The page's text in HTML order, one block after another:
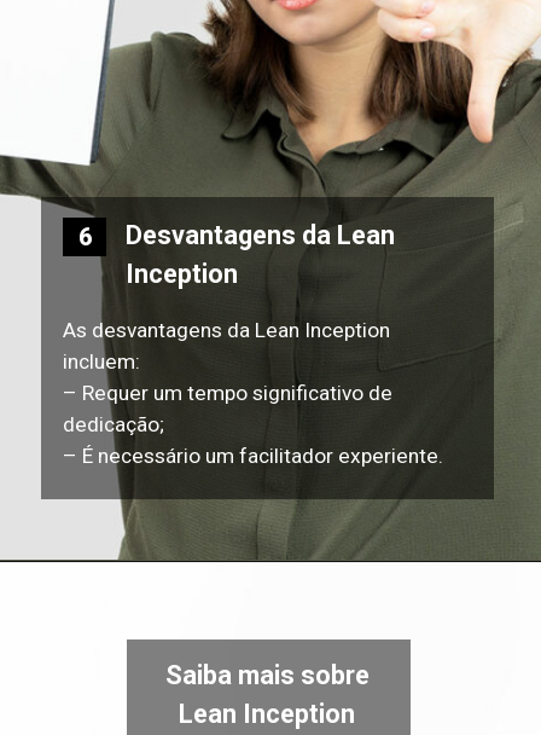
Desvantagens da Lean
Inception
As desvantagens da Lean Inception
incluem:
– Requer um tempo significativo de
dedicação;
– É necessário um facilitador experiente.
6
Saiba mais sobre
Lean Inception